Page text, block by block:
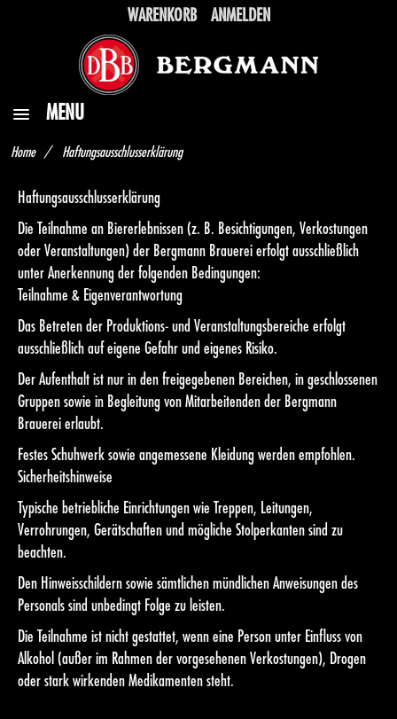
WARENKORB ANMELDEN
MENU
HOME
BIERERLEBNISSE
GUTSCHEIN
RAUMBUCHUNG
ZURÜCK ZUR BRAUEREI
Home Haftungsausschlusserklärung
Haftungsausschlusserklärung
Die Teilnahme an Biererlebnissen (z. B. Besichtigungen, Verkostungen
oder Veranstaltungen) der Bergmann Brauerei erfolgt ausschließlich
unter Anerkennung der folgenden Bedingungen:
Teilnahme & Eigenverantwortung
Das Betreten der Produktions- und Veranstaltungsbereiche erfolgt
ausschließlich auf eigene Gefahr und eigenes Risiko.
Der Aufenthalt ist nur in den freigegebenen Bereichen, in geschlossenen
Gruppen sowie in Begleitung von Mitarbeitenden der Bergmann
Brauerei erlaubt.
Festes Schuhwerk sowie angemessene Kleidung werden empfohlen.
Sicherheitshinweise
Typische betriebliche Einrichtungen wie Treppen, Leitungen,
Verrohrungen, Gerätschaften und mögliche Stolperkanten sind zu
beachten.
Den Hinweisschildern sowie sämtlichen mündlichen Anweisungen des
Personals sind unbedingt Folge zu leisten.
Die Teilnahme ist nicht gestattet, wenn eine Person unter Einfluss von
Alkohol (außer im Rahmen der vorgesehenen Verkostungen), Drogen
oder stark wirkenden Medikamenten steht.